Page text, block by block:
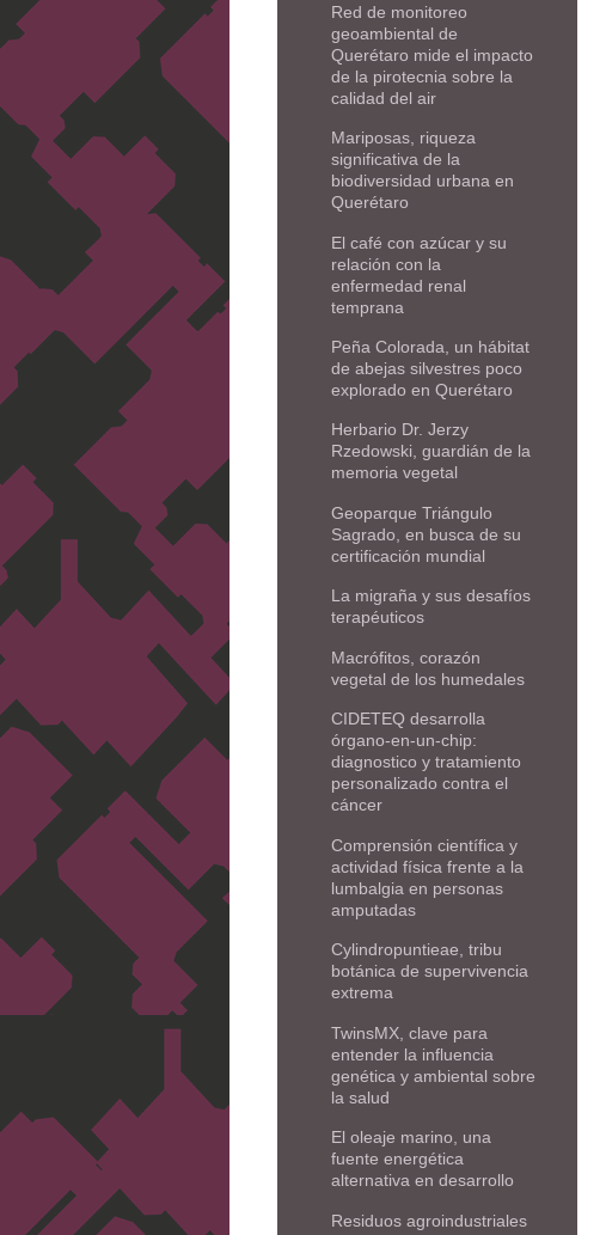
Red de monitoreo
geoambiental de
Querétaro mide el impacto
de la pirotecnia sobre la
calidad del air
Mariposas, riqueza
significativa de la
biodiversidad urbana en
Querétaro
El café con azúcar y su
relación con la
enfermedad renal
temprana
Peña Colorada, un hábitat
de abejas silvestres poco
explorado en Querétaro
Herbario Dr. Jerzy
Rzedowski, guardián de la
memoria vegetal
Geoparque Triángulo
Sagrado, en busca de su
certificación mundial
La migraña y sus desafíos
terapéuticos
Macrófitos, corazón
vegetal de los humedales
CIDETEQ desarrolla
órgano-en-un-chip:
diagnostico y tratamiento
personalizado contra el
cáncer
Comprensión científica y
actividad física frente a la
lumbalgia en personas
amputadas
Cylindropuntieae, tribu
botánica de supervivencia
extrema
TwinsMX, clave para
entender la influencia
genética y ambiental sobre
la salud
El oleaje marino, una
fuente energética
alternativa en desarrollo
Residuos agroindustriales